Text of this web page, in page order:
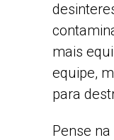
mais
equipe,
para
Pense